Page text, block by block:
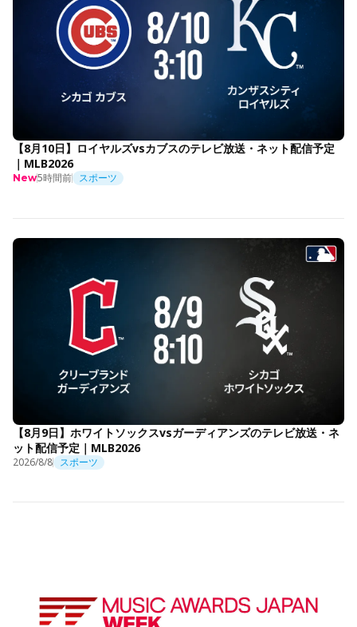
【8月10日】ロイヤルズvsカブスのテレビ放送・ネット配信予定
｜MLB2026
New5時間前 スポーツ
【8月9日】ホワイトソックスvsガーディアンズのテレビ放送・ネ
ット配信予定｜MLB2026
2026/8/8 スポーツ